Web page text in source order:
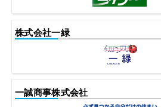
株式会社一緑
一誠商事株式会社